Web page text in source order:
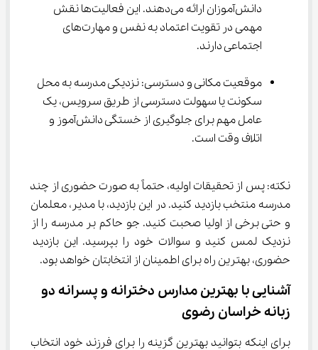
دانش‌آموزان ارائه می‌دهند. این فعالیت‌ها نقش
مهمی در تقویت اعتماد به نفس و مهارت‌های
اجتماعی دارند.
موقعیت مکانی و دسترسی: نزدیکی مدرسه به محل
سکونت یا سهولت دسترسی از طریق سرویس، یک
عامل مهم برای جلوگیری از خستگی دانش‌آموز و
اتلاف وقت است.
نکته: پس از تحقیقات اولیه، حتماً به صورت حضوری از چند
مدرسه منتخب بازدید کنید. در این بازدید، با مدیر، معلمان
و حتی برخی از اولیا صحبت کنید. جو حاکم بر مدرسه را از
نزدیک لمس کنید و سوالات خود را بپرسید. این بازدید
حضوری، بهترین راه برای اطمینان از انتخابتان خواهد بود.
آشنایی با بهترین مدارس دخترانه و پسرانه دو
زبانه خراسان رضوی
برای اینکه بتوانید بهترین گزینه را برای فرزند خود انتخاب